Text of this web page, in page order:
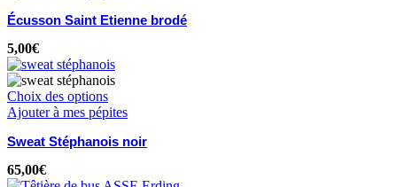
Écusson Saint Etienne brodé
5,00€
Choix des options
Ajouter à mes pépites
Sweat Stéphanois noir
65,00€